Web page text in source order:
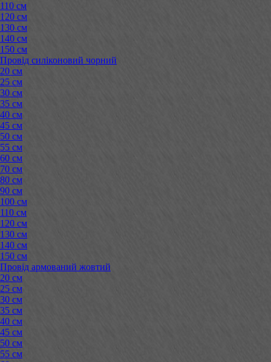
110 см
120 см
130 см
140 см
150 см
Провід силіконовий чорний
20 см
25 см
30 см
35 см
40 см
45 см
50 см
55 см
60 см
70 см
80 см
90 см
100 см
110 см
120 см
130 см
140 см
150 см
Провід армований жовтий
20 см
25 см
30 см
35 см
40 см
45 см
50 см
55 см